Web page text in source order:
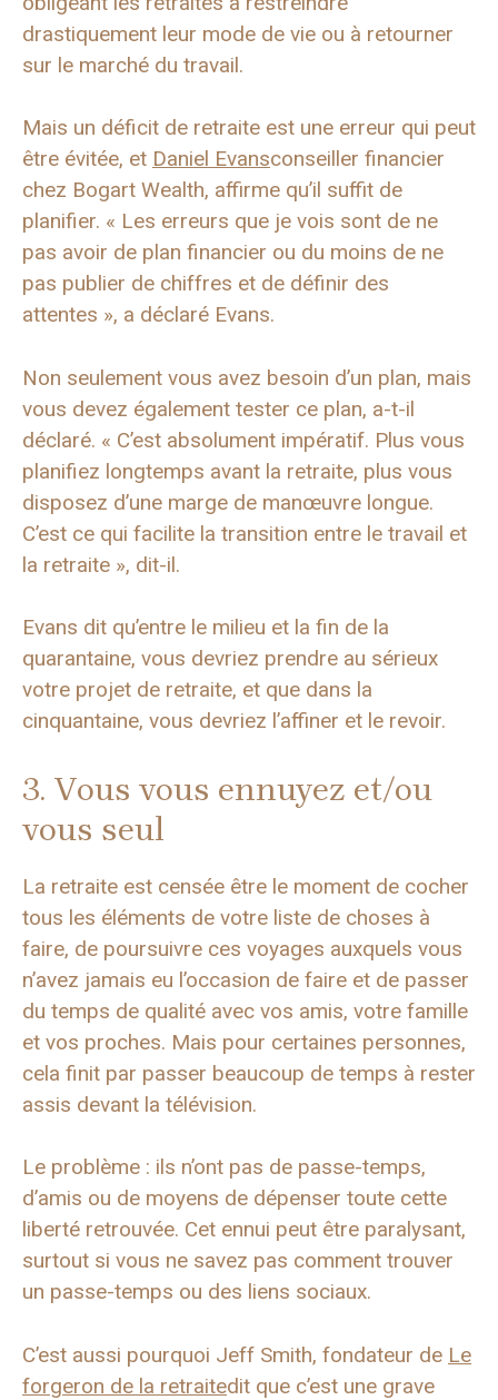
drastiquement leur mode de vie ou à retourner
sur le marché du travail.
Mais un déficit de retraite est une erreur qui peut
être évitée, et Daniel Evansconseiller financier
chez Bogart Wealth, affirme qu’il suffit de
planifier. « Les erreurs que je vois sont de ne
pas avoir de plan financier ou du moins de ne
pas publier de chiffres et de définir des
attentes », a déclaré Evans.
Non seulement vous avez besoin d’un plan, mais
vous devez également tester ce plan, a-t-il
déclaré. « C’est absolument impératif. Plus vous
planifiez longtemps avant la retraite, plus vous
disposez d’une marge de manœuvre longue.
C’est ce qui facilite la transition entre le travail et
la retraite », dit-il.
Evans dit qu’entre le milieu et la fin de la
quarantaine, vous devriez prendre au sérieux
votre projet de retraite, et que dans la
cinquantaine, vous devriez l’affiner et le revoir.
3. Vous vous ennuyez et/ou
vous seul
La retraite est censée être le moment de cocher
tous les éléments de votre liste de choses à
faire, de poursuivre ces voyages auxquels vous
n’avez jamais eu l’occasion de faire et de passer
du temps de qualité avec vos amis, votre famille
et vos proches. Mais pour certaines personnes,
cela finit par passer beaucoup de temps à rester
assis devant la télévision.
Le problème : ils n’ont pas de passe-temps,
d’amis ou de moyens de dépenser toute cette
liberté retrouvée. Cet ennui peut être paralysant,
surtout si vous ne savez pas comment trouver
un passe-temps ou des liens sociaux.
C’est aussi pourquoi Jeff Smith, fondateur de Le
forgeron de la retraitedit que c’est une grave